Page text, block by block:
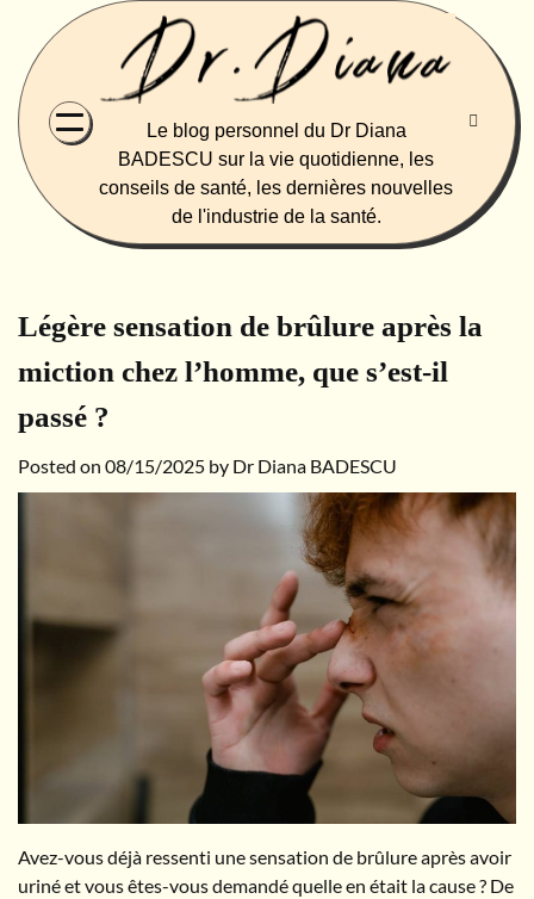
content
Le blog personnel du Dr Diana
BADESCU sur la vie quotidienne, les
conseils de santé, les dernières nouvelles
de l'industrie de la santé.
Légère sensation de brûlure après la
miction chez l’homme, que s’est-il
passé ?
Posted on 08/15/2025 by Dr Diana BADESCU
Avez-vous déjà ressenti une sensation de brûlure après avoir
uriné et vous êtes-vous demandé quelle en était la cause ? De